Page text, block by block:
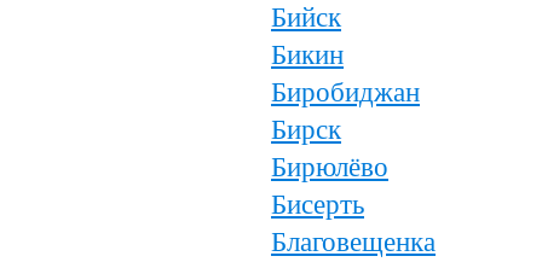
Бийск
Бикин
Биробиджан
Бирск
Бирюлёво
Бисерть
Благовещенка